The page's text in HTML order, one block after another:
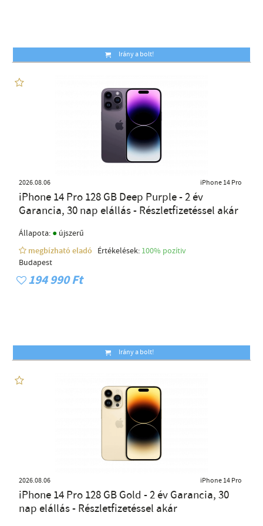
Irány a bolt!
2026.08.06 iPhone 14 Pro
iPhone 14 Pro 128 GB Deep Purple - 2 év
Garancia, 30 nap elállás - Részletfizetéssel akár
Állapota: ● újszerű
megbízható eladó
Értékelések: 100% pozítiv
Budapest
194 990 Ft
Irány a bolt!
2026.08.06 iPhone 14 Pro
iPhone 14 Pro 128 GB Gold - 2 év Garancia, 30
nap elállás - Részletfizetéssel akár